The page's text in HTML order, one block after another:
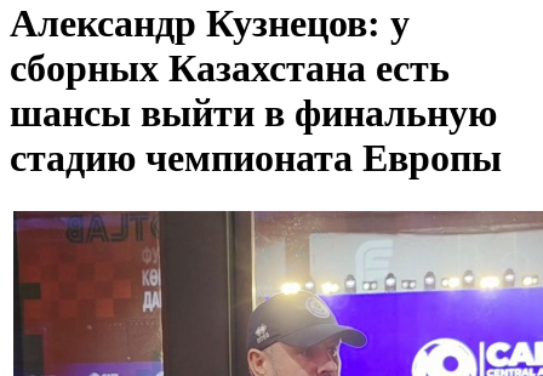
Александр Кузнецов: у
сборных Казахстана есть
шансы выйти в финальную
стадию чемпионата Европы